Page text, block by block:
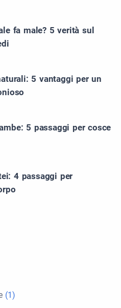
fa male? 5 verità sul
5 vantaggi per un
5 passaggi per cosce
4 passaggi per
(1)